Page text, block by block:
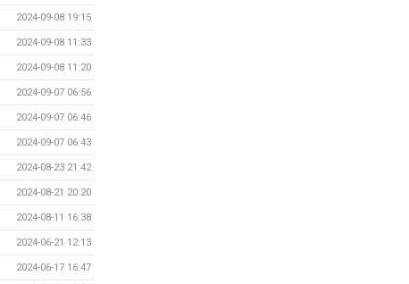
2024-09-08 19:15
2024-09-08 11:33
2024-09-08 11:20
2024-09-07 06:56
2024-09-07 06:46
2024-09-07 06:43
2024-08-23 21:42
2024-08-21 20:20
2024-08-11 16:38
2024-06-21 12:13
2024-06-17 16:47